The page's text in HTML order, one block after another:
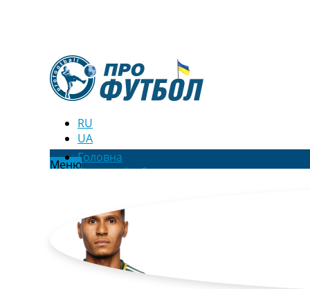
RU
UA
МенюГоловна
Новини футболу
Футбольні трансфери
Останні коментарі
Конкурс прогнозів
Логін
Рейтінги